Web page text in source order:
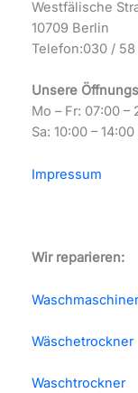
Westfälische
10709 Berlin
Telefon:030 / 58
Unsere
Mo – Fr: 07:00 –
Sa: 10:00 –
Impressum
Wir reparieren:
Wäschetrockner
Waschtrockner